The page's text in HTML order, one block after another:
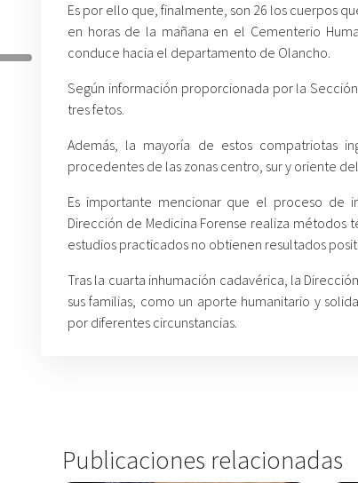
Es por ello que, finalmente, son 26 los cuerpos
en horas de la mañana en el Cementerio
conduce hacia el departamento de Olancho.
Según información proporcionada por la
tres fetos.
Además, la mayoría de estos compatriotas
procedentes de las zonas centro, sur y oriente
Es importante mencionar que el proceso de
Dirección de Medicina Forense realiza métodos
estudios practicados no obtienen resultados
Tras la cuarta inhumación cadavérica, la
sus familias, como un aporte humanitario y
por diferentes circunstancias.
Publicaciones relacionadas